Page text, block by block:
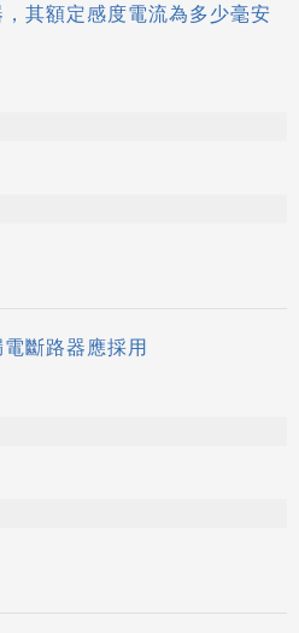
其額定感度電流為多少毫安
斷路器應採用